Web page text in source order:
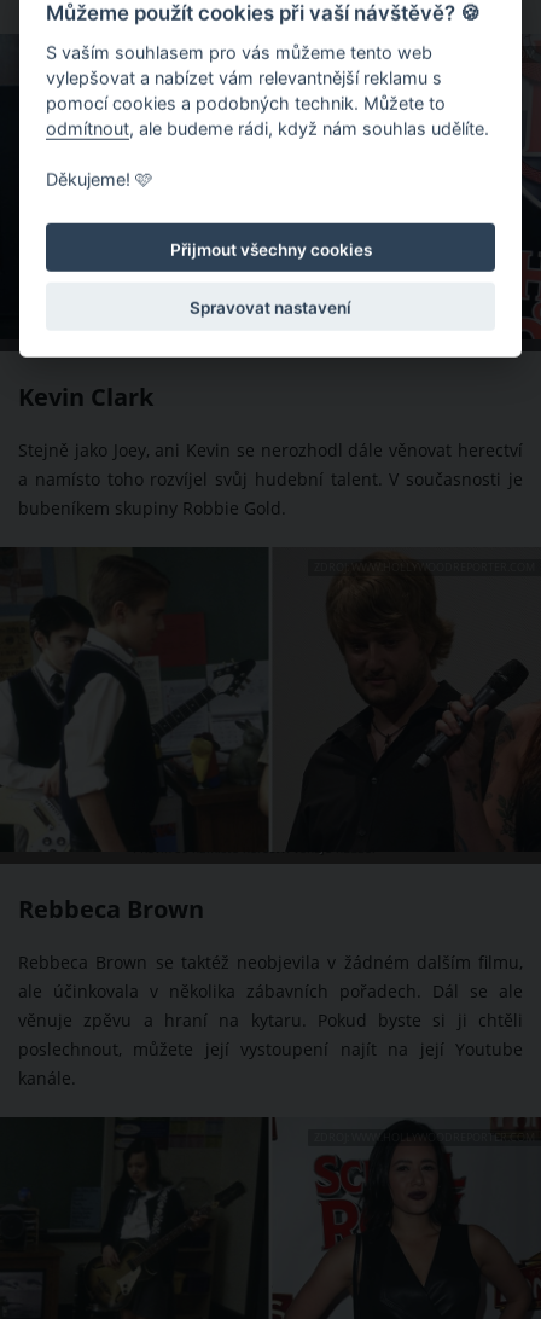
ZDROJ: WWW.HOLLYWOODREPORTER.COM
Kevin Clark
Stejně jako Joey, ani Kevin se nerozhodl dále věnovat herectví
a namísto toho rozvíjel svůj hudební talent. V současnosti je
bubeníkem skupiny Robbie Gold.
I Kevin se namísto herectví věnuje hudbě.
Rebbeca Brown
Rebbeca Brown se taktéž neobjevila v žádném dalším filmu,
ale účinkovala v několika zábavních pořadech. Dál se ale
věnuje zpěvu a hraní na kytaru. Pokud byste si ji chtěli
poslechnout, můžete její vystoupení najít na její Youtube
kanále.
ZDROJ: WWW.HOLLYWOODREPORTER.COM
Můžeme použít cookies při vaší návštěvě? 🍪
S vaším souhlasem pro vás můžeme tento web
vylepšovat a nabízet vám relevantnější reklamu s
pomocí cookies a podobných technik. Můžete to
odmítnout, ale budeme rádi, když nám souhlas udělíte.
Děkujeme! 🩷
Přijmout všechny cookies
Spravovat nastavení